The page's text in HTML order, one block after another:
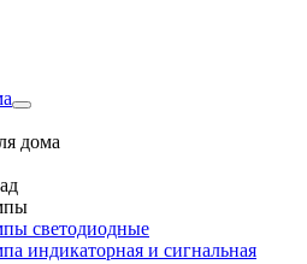
дома
светодиодные
индикаторная и сигнальная